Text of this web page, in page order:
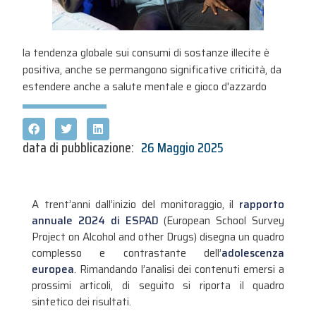
la tendenza globale sui consumi di sostanze illecite è
positiva, anche se permangono significative criticità, da
estendere anche a salute mentale e gioco d'azzardo
data di pubblicazione: 26 Maggio 2025
A trent’anni dall’inizio del monitoraggio, il rapporto
annuale 2024 di ESPAD(European School Survey
Project on Alcohol and other Drugs) disegna un quadro
complesso e contrastante dell’adolescenza
europea. Rimandando l’analisi dei contenuti emersi a
prossimi articoli, di seguito si riporta il quadro
sintetico dei risultati.